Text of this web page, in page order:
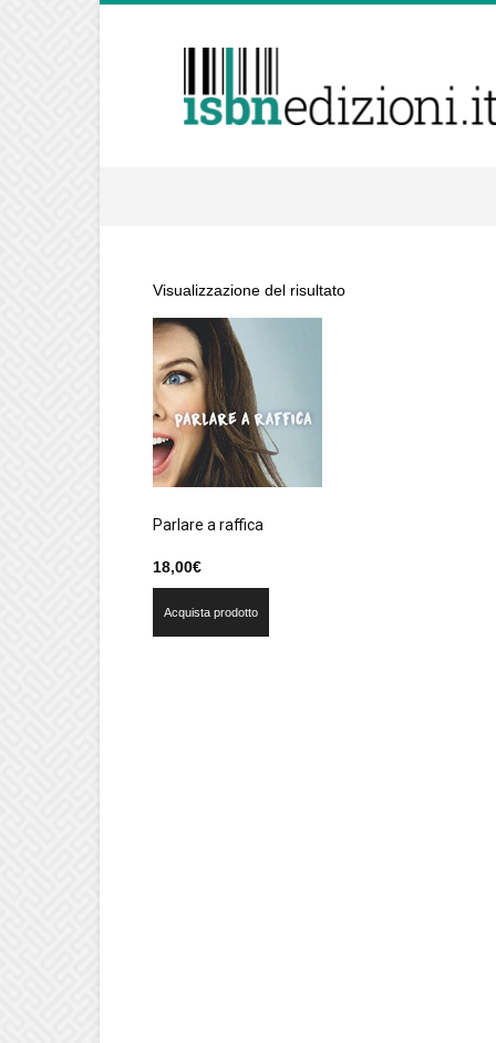
isbnedizioni.it
Visualizzazione del risultato
Parlare a raffica
18,00€
Acquista prodotto